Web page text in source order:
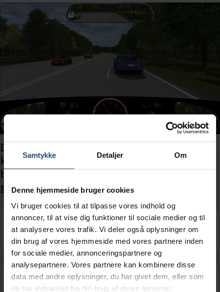
Samtykke Detaljer Om
Denne hjemmeside bruger cookies
Vi bruger cookies til at tilpasse vores indhold og
annoncer, til at vise dig funktioner til sociale medier og til
at analysere vores trafik. Vi deler også oplysninger om
din brug af vores hjemmeside med vores partnere inden
for sociale medier, annonceringspartnere og
analysepartnere. Vores partnere kan kombinere disse
data med andre oplysninger, du har givet dem, eller som
de har indsamlet fra din brug af deres tjenester.
Du er ved at indhente bilen foran, der
kører ca. 70 km/t. Der er ingen kørende
bagude skjult i de blinde vinkler. Hvad
gør du?
Jeg er særlig opmærksom på
kørebanestriber.
Jeg skifter til venstre bane med det samme.